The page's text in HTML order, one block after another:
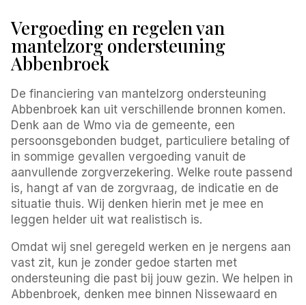
Vergoeding en regelen van
mantelzorg ondersteuning
Abbenbroek
De financiering van mantelzorg ondersteuning
Abbenbroek kan uit verschillende bronnen komen.
Denk aan de Wmo via de gemeente, een
persoonsgebonden budget, particuliere betaling of
in sommige gevallen vergoeding vanuit de
aanvullende zorgverzekering. Welke route passend
is, hangt af van de zorgvraag, de indicatie en de
situatie thuis. Wij denken hierin met je mee en
leggen helder uit wat realistisch is.
Omdat wij snel geregeld werken en je nergens aan
vast zit, kun je zonder gedoe starten met
ondersteuning die past bij jouw gezin. We helpen in
Abbenbroek, denken mee binnen Nissewaard en